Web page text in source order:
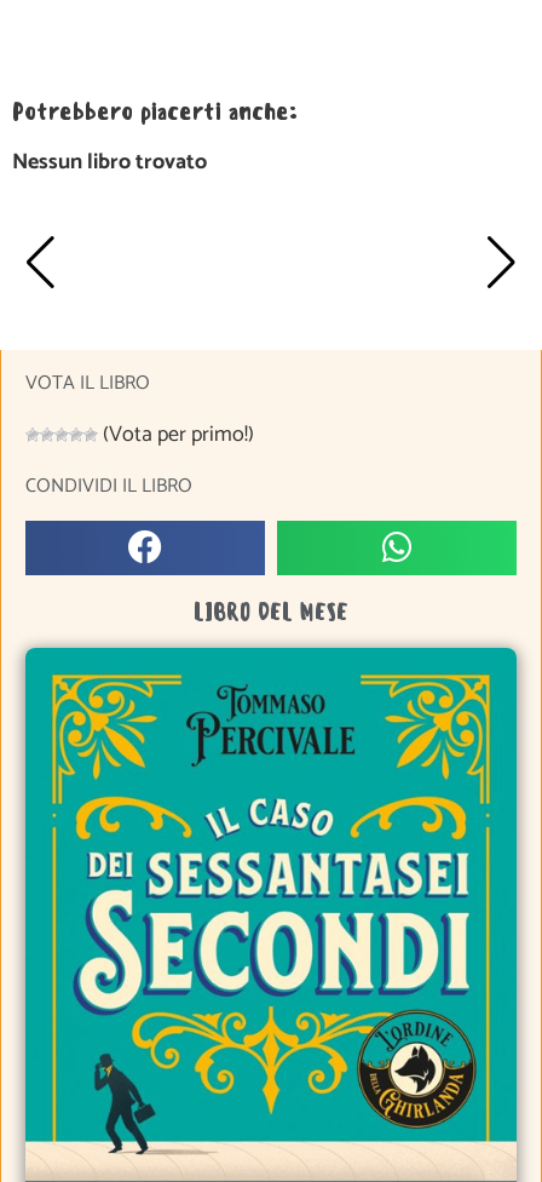
Potrebbero piacerti anche:
Nessun libro trovato
VOTA IL LIBRO
(Vota per primo!)
CONDIVIDI IL LIBRO
LIBRO DEL MESE